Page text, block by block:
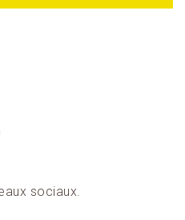
sociaux.